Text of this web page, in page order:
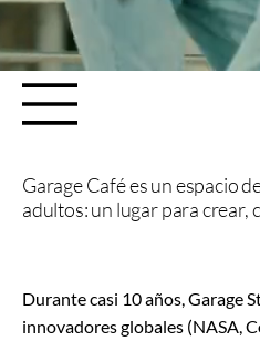
Garage Café es un espacio
adultos: un lugar para crear,
Durante casi 10 años, Garage
innovadores globales (NASA,